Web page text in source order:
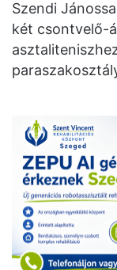
Szendi
két csontvelő-